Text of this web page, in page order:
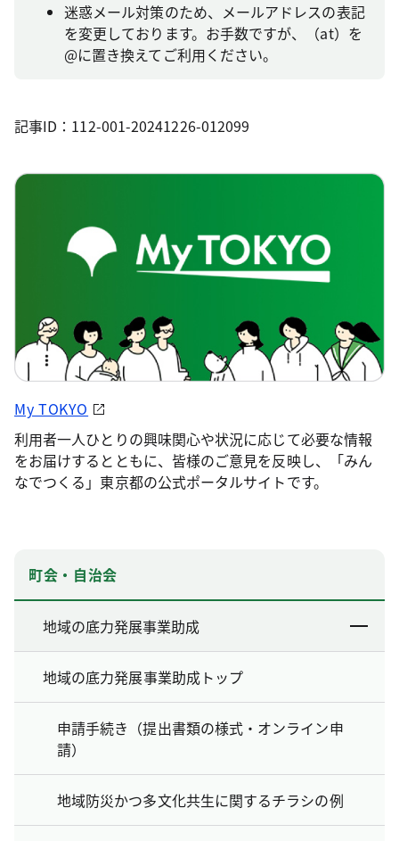
迷惑メール対策のため、メールアドレスの表記
を変更しております。お手数ですが、（at）を
@に置き換えてご利用ください。
記事ID：112-001-20241226-012099
My TOKYO
利用者一人ひとりの興味関心や状況に応じて必要な情報
をお届けするとともに、皆様のご意見を反映し、「みん
なでつくる」東京都の公式ポータルサイトです。
町会・自治会
地域の底力発展事業助成
地域の底力発展事業助成トップ
申請手続き（提出書類の様式・オンライン申
請）
地域防災かつ多文化共生に関するチラシの例